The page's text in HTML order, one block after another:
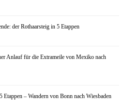
der Rothaarsteig in 5 Etappen
Anlauf für die Extrameile von Mexiko nach
Etappen – Wandern von Bonn nach Wiesbaden